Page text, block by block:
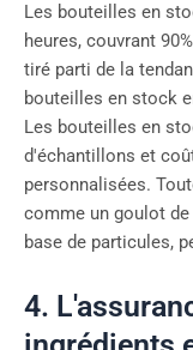
Les bouteilles en
heures, couvrant
tiré parti de la
bouteilles en stock
Les bouteilles en
d'échantillons et
personnalisées.
comme un goulot
base de particules,
4.